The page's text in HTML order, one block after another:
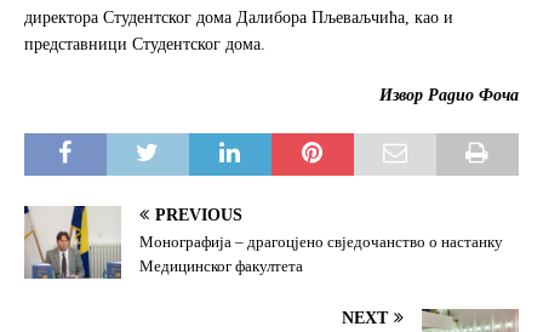
директора Студентског дома Далибора Пљеваљчића, као и
представници Студентског дома.
Извор Радио Фоча
PREVIOUS
Монографија – драгоцјено свједочанство о настанку
Медицинског факултета
NEXT